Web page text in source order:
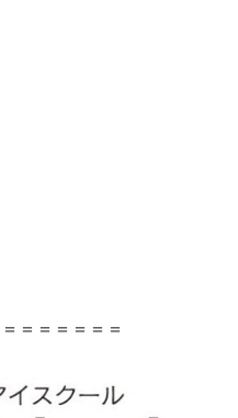
＝＝＝＝＝＝